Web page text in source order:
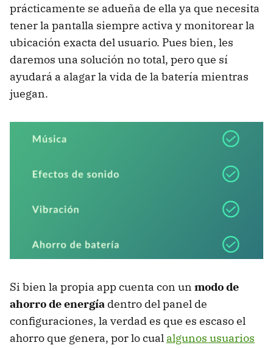
prácticamente se adueña de ella ya que necesita
tener la pantalla siempre activa y monitorear la
ubicación exacta del usuario. Pues bien, les
daremos una solución no total, pero que sí
ayudará a alagar la vida de la batería mientras
juegan.
Si bien la propia app cuenta con un modo de
ahorro de energía dentro del panel de
configuraciones, la verdad es que es escaso el
ahorro que genera, por lo cual algunos usuarios